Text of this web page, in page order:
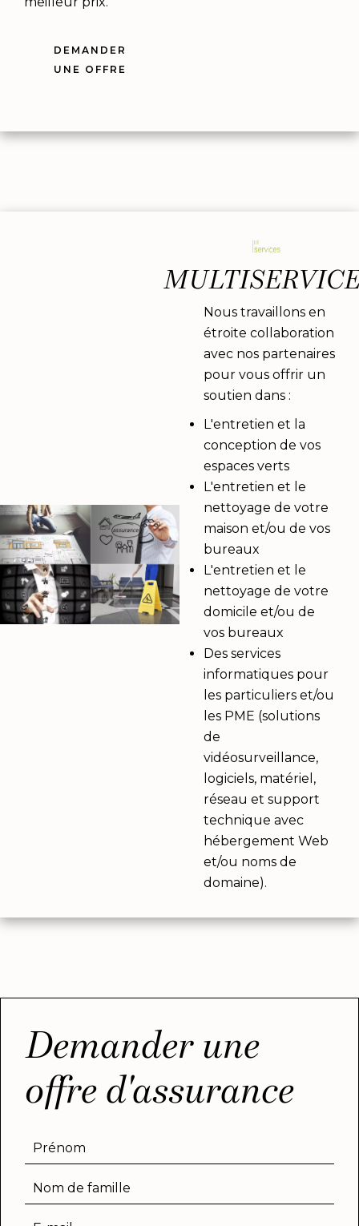
DEMANDER
UNE OFFRE
Nous travaillons en
étroite collaboration
avec nos partenaires
pour vous offrir un
soutien dans :
L'entretien et la
conception de vos
espaces verts
L'entretien et le
nettoyage de votre
maison et/ou de vos
bureaux
L'entretien et le
nettoyage de votre
domicile et/ou de
vos bureaux
Des services
informatiques pour
les particuliers et/ou
les PME (solutions
de
vidéosurveillance,
logiciels, matériel,
réseau et support
technique avec
hébergement Web
et/ou noms de
domaine).
Demander une
offre d'assurance